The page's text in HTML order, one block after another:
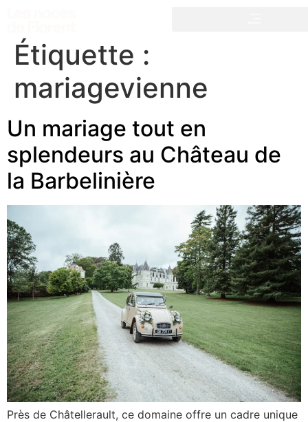
Étiquette :
mariagevienne
Un mariage tout en
splendeurs au Château de
la Barbelinière
Près de Châtellerault, ce domaine offre un cadre unique